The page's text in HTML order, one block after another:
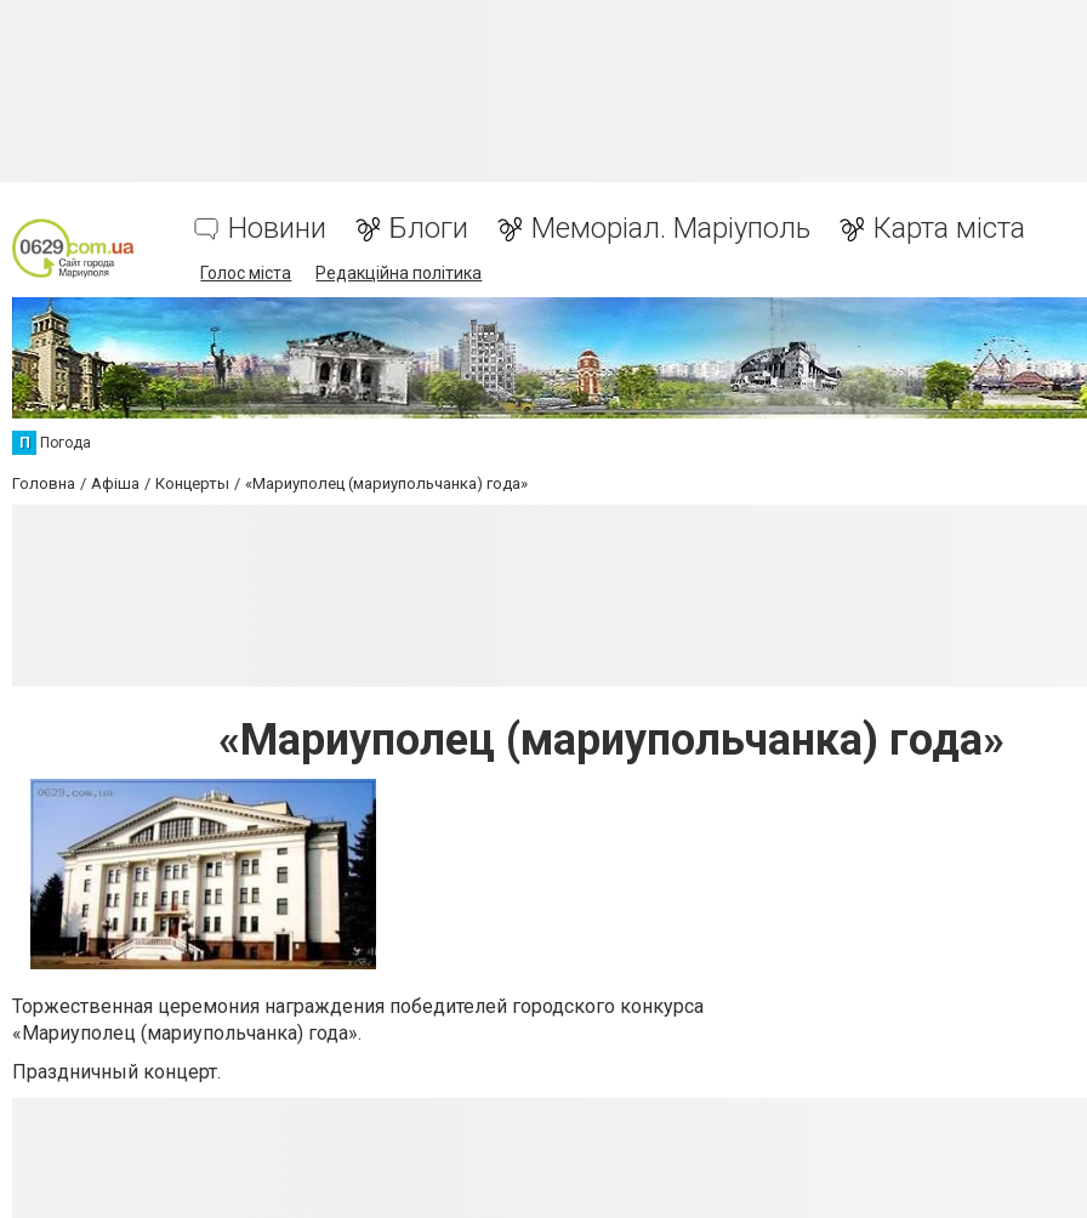
Новини Блоги Меморіал. Маріуполь Карта міста
Голос міста Редакційна політика
П Погода
Головна Афіша Концерты «Мариуполец (мариупольчанка) года»
«Мариуполец (мариупольчанка) года»
Торжественная церемония награждения победителей городского конкурса
«Мариуполец (мариупольчанка) года».
Праздничный концерт.